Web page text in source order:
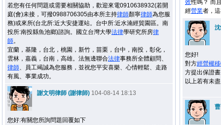
若您有任何問題或需要相關協助，歡迎來電0910638932(若開
庭(會)未接，可撥0988706305由本所主持律師顏寧律師為您服
務)或來所(台北所:近大安捷運站。台中所:近水湳經貿園區。南
投所:南投縣魚池鄉)諮詢。國立台灣大學法律學研究所房律
師。
宜蘭，基隆，台北，桃園，新竹，苗栗，台中，南投，彰化，
雲林，嘉義，台南，高雄。法無邊聯合法律事務所全體顧問、
律師、員工竭誠為您服務，並祝您平安喜樂、心情輕鬆、走路
有風、事業成功。
謝文明律師 (謝律師) 104-08-14 18:13
您好:有關您所詢問題回覆如下
效性嗎？ 而
經營業者，
您好!
對方經營權
方提出保證
以上若有未